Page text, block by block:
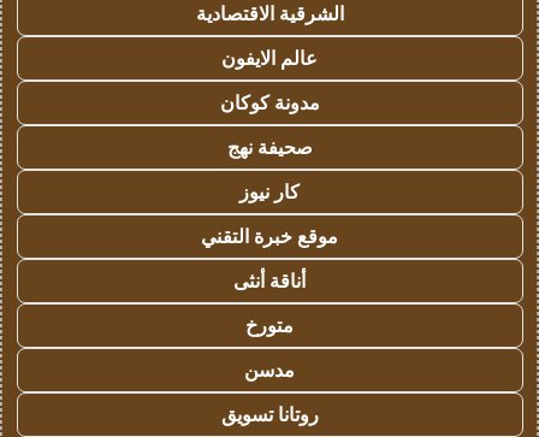
الشرقية الاقتصادية
عالم الايفون
مدونة كوكان
صحيفة نهج
كار نيوز
موقع خبرة التقني
أناقة أنثى
متورخ
مدسن
روتانا تسويق